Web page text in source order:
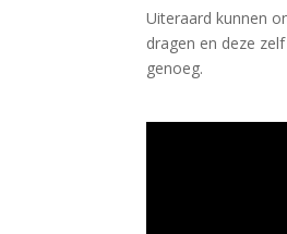
Uiteraard kunnen
dragen en deze
genoeg.